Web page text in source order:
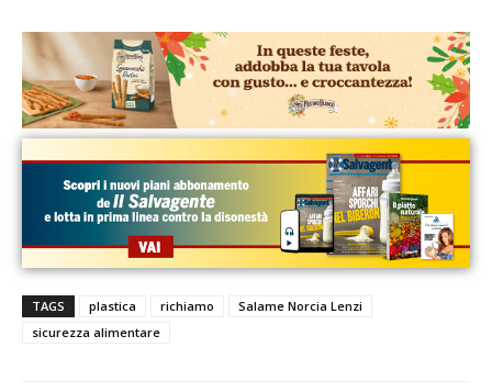
TAGS plastica richiamo
Salame Norcia Lenzi
sicurezza alimentare